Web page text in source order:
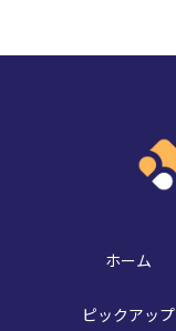
ホーム
ピックアップ